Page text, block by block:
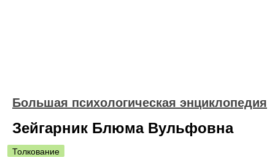
Большая психологическая энциклопедия
Зейгарник Блюма Вульфовна
Толкование